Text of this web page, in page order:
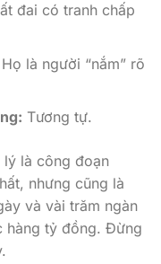
đai có tranh chấp
Họ là người “nắm” rõ
Tương tự.
lý là công đoạn
nhưng cũng là
và vài trăm ngàn
hàng tỷ đồng. Đừng